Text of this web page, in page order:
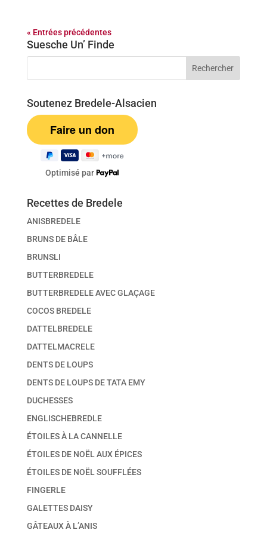
« Entrées précédentes
Suesche Un’ Finde
Soutenez Bredele-Alsacien
Optimisé par
Recettes de Bredele
ANISBREDELE
BRUNS DE BÂLE
BRUNSLI
BUTTERBREDELE
BUTTERBREDELE AVEC GLAÇAGE
COCOS BREDELE
DATTELBREDELE
DATTELMACRELE
DENTS DE LOUPS
DENTS DE LOUPS DE TATA EMY
DUCHESSES
ENGLISCHEBREDLE
ÉTOILES À LA CANNELLE
ÉTOILES DE NOËL AUX ÉPICES
ÉTOILES DE NOËL SOUFFLÉES
FINGERLE
GALETTES DAISY
GÂTEAUX À L’ANIS